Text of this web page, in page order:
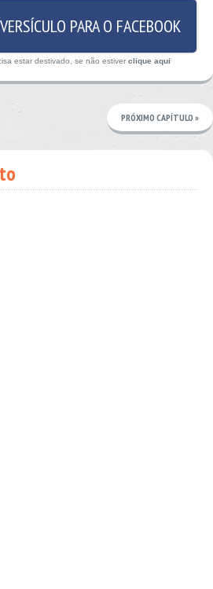
PARA O FACEBOOK
estar destivado, se não estiver clique aqui
PRÓXIMO CAPÍTULO »